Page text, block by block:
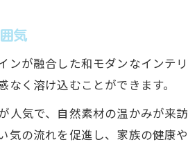
気
が融合した和モダンなインテ
く溶け込むことができます。
気で、自然素材の温かみが来
の流れを促進し、家族の健康